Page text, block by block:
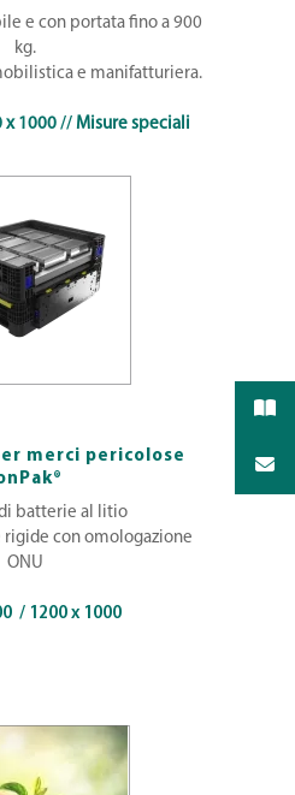
e con portata fino a 900
kg.
e manifatturiera.
x 1000// Misure speciali
merci pericolose
batterie al litio
con omologazione
ONU
/ 1200 x 1000